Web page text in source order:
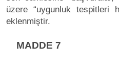
üzere “uygunluk tespitleri
eklenmiştir.
MADDE 7